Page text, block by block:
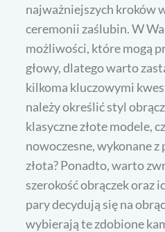
najważniejszych kroków
ceremonii zaślubin. W
możliwości, które mogą
głowy, dlatego warto
kilkoma kluczowymi
należy określić styl
klasyczne złote modele,
nowoczesne, wykonane z
złota? Ponadto, warto
szerokość obrączek oraz
pary decydują się na
wybierają te zdobione